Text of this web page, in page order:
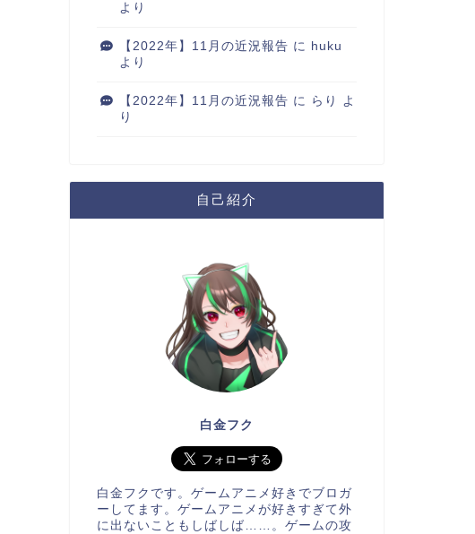
より
【2022年】11月の近況報告 に huku
より
【2022年】11月の近況報告 に らり
よ
り
自己紹介
白金フク
白金フクです。ゲームアニメ好きでブロガ
ーしてます。ゲームアニメが好きすぎて外
に出ないこともしばしば……。ゲームの攻